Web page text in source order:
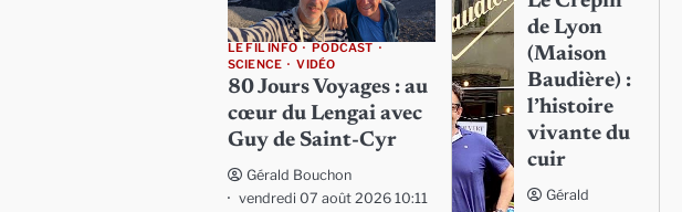
LE FIL INFO
PODCAST
SCIENCE
VIDÉO
80 Jours Voyages : au
cœur du Lengai avec
Guy de Saint-Cyr
Gérald Bouchon
vendredi 07 août 2026 10:11
de Lyon
(Maison
Baudière) :
l’histoire
vivante du
cuir
Gérald